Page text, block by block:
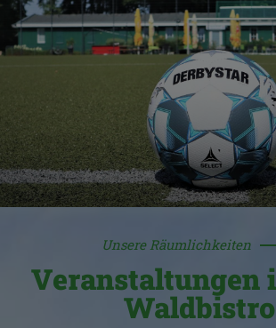
Unsere Räumlichkeiten
Veranstaltungen
Waldbistro